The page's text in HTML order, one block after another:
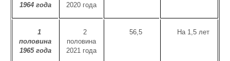
1964 года
2020 года
1
половина
1965 года
2
половина
2021 года
56,5 На 1,5 лет